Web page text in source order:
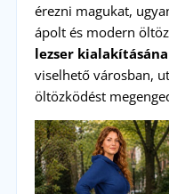
érezni magukat,
ápolt és modern
lezser
viselhető városban,
öltözködést